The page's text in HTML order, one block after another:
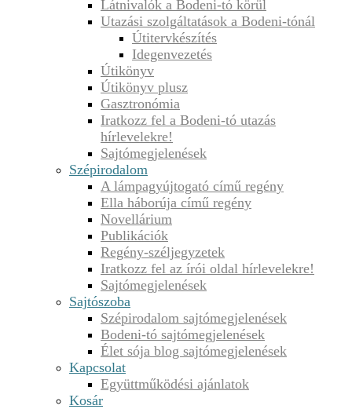
Látnivalók a Bodeni-tó körül
Utazási szolgáltatások a Bodeni-tónál
Útitervkészítés
Idegenvezetés
Útikönyv
Útikönyv plusz
Gasztronómia
Iratkozz fel a Bodeni-tó utazás
hírlevelekre!
Sajtómegjelenések
Szépirodalom
A lámpagyújtogató című regény
Ella háborúja című regény
Novellárium
Publikációk
Regény-széljegyzetek
Iratkozz fel az írói oldal hírlevelekre!
Sajtómegjelenések
Sajtószoba
Szépirodalom sajtómegjelenések
Bodeni-tó sajtómegjelenések
Élet sója blog sajtómegjelenések
Kapcsolat
Együttműködési ajánlatok
Kosár